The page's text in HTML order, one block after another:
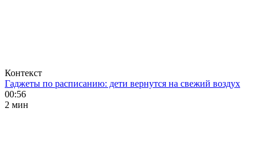
Контекст
Гаджеты по расписанию: дети вернутся на свежий воздух
00:56
2 мин